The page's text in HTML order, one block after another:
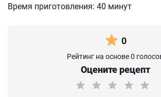
Время приготовления: 40 минут
0
Рейтинг на основе 0
Оцените рецепт